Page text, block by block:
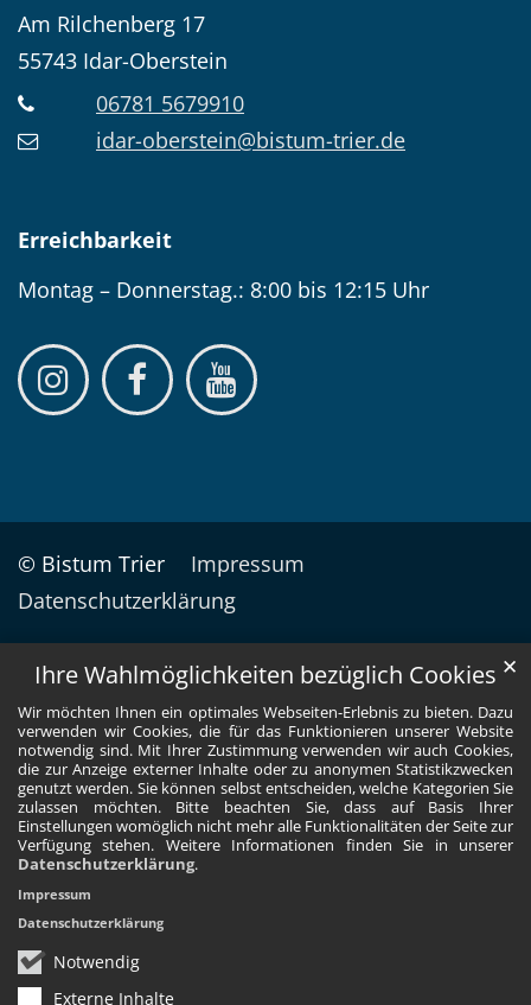
Ihre Wahlmöglichkeiten bezüglich Cookies
Wir möchten Ihnen ein optimales Webseiten-Erlebnis zu bieten. Dazu
verwenden wir Cookies, die für das Funktionieren unserer Website
notwendig sind. Mit Ihrer Zustimmung verwenden wir auch Cookies,
die zur Anzeige externer Inhalte oder zu anonymen Statistikzwecken
genutzt werden. Sie können selbst entscheiden, welche Kategorien Sie
zulassen möchten. Bitte beachten Sie, dass auf Basis Ihrer
Einstellungen womöglich nicht mehr alle Funktionalitäten der Seite zur
Verfügung stehen. Weitere Informationen finden Sie in unserer
Datenschutzerklärung.
Notwendig
Externe Inhalte
✕
Impressum
Datenschutzerklärung
Am Rilchenberg 17
55743 Idar-Oberstein
06781 5679910
idar-oberstein@bistum-trier.de
Erreichbarkeit
Montag – Donnerstag.: 8:00 bis 12:15 Uhr
© Bistum Trier
Impressum
Datenschutzerklärung